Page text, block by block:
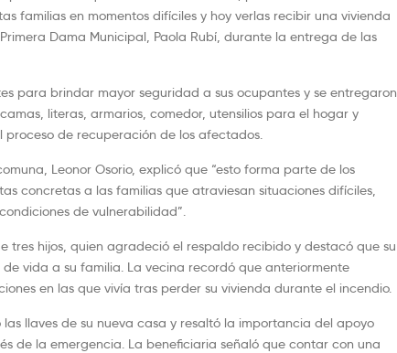
familias en momentos difíciles y hoy verlas recibir una vivienda
Dama Municipal, Paola Rubí, durante la entrega de las
para brindar mayor seguridad a sus ocupantes y se entregaron
literas, armarios, comedor, utensilios para el hogar y
de recuperación de los afectados.
Leonor Osorio, explicó que “esto forma parte de los
concretas a las familias que atraviesan situaciones difíciles,
de vulnerabilidad”.
tres hijos, quien agradeció el respaldo recibido y destacó que su
vida a su familia. La vecina recordó que anteriormente
en las que vivía tras perder su vivienda durante el incendio.
llaves de su nueva casa y resaltó la importancia del apoyo
de la emergencia. La beneficiaria señaló que contar con una